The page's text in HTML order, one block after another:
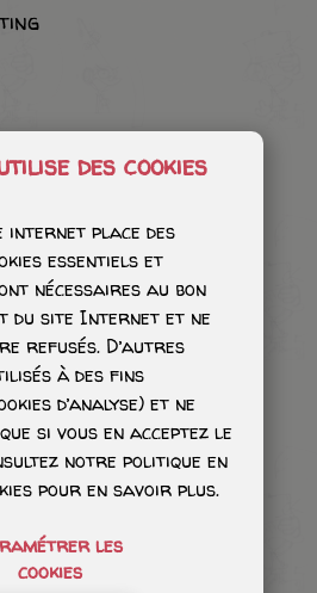
VAT (6%)
des cookies
internet place des
essentiels et
nécessaires au bon
du site Internet et ne
refusés. D’autres
à des fins
d’analyse) et ne
si vous en acceptez le
notre politique en
pour en savoir plus.
les
cookies